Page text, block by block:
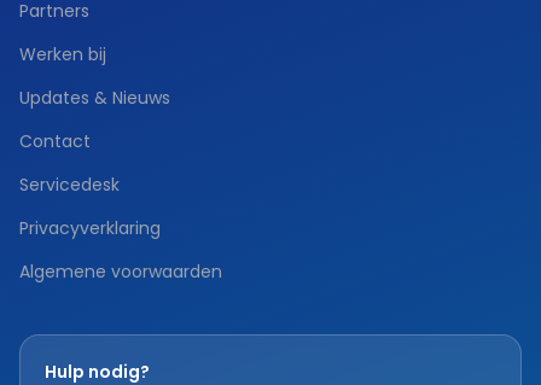
Partners
Werken bij
Updates & Nieuws
Contact
Servicedesk
Privacyverklaring
Algemene voorwaarden
Hulp nodig?